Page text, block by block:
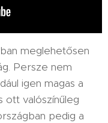
meglehetősen
Persze nem
igen magas a
ott valószínűleg
pedig a